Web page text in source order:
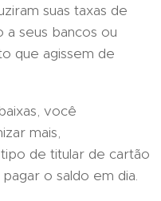
suas taxas de
a seus bancos ou
que agissem de
você
mais,
de titular de cartão
o saldo em dia.